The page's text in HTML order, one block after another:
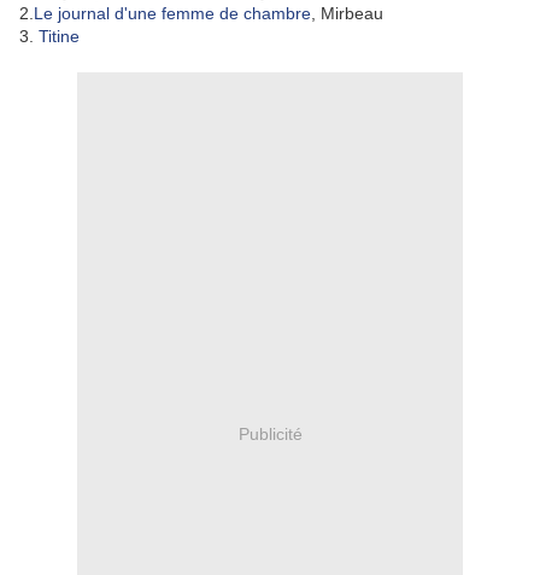
2. Le journal d'une femme de chambre , Mirbeau
3. Titine
Publicité